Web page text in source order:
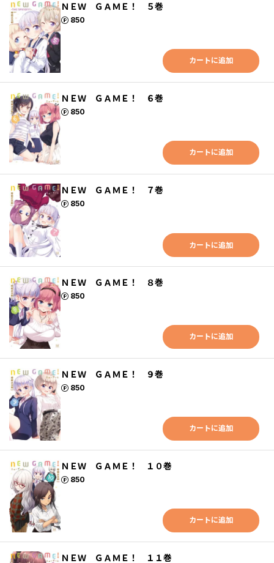
ＮＥＷ ＧＡＭＥ！ ５巻
850
ポイント
カートに追加
ＮＥＷ ＧＡＭＥ！ ６巻
850
ポイント
カートに追加
ＮＥＷ ＧＡＭＥ！ ７巻
850
ポイント
カートに追加
ＮＥＷ ＧＡＭＥ！ ８巻
850
ポイント
カートに追加
ＮＥＷ ＧＡＭＥ！ ９巻
850
ポイント
カートに追加
ＮＥＷ ＧＡＭＥ！ １０巻
850
ポイント
カートに追加
ＮＥＷ ＧＡＭＥ！ １１巻